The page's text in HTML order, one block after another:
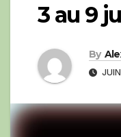
3 au 9
By